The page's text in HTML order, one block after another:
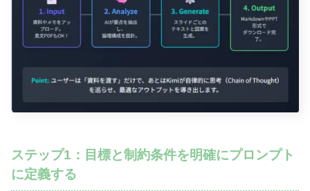
ステップ1：目標と制約条件を明確にプロンプト
に定義する